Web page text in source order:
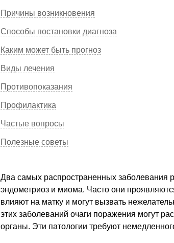
Причины возникновения
Способы постановки диагноза
Каким может быть прогноз
Виды лечения
Противопоказания
Профилактика
Частые вопросы
Полезные советы
Два самых распространенных заболевания
эндометриоз и миома. Часто они
влияют на матку и могут вызвать
этих заболеваний очаги поражения могут
органы. Эти патологии требуют